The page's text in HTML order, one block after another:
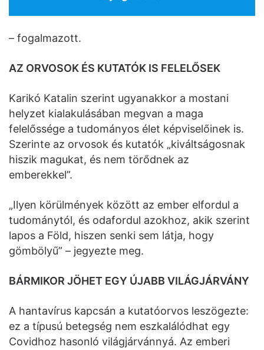
– fogalmazott.
AZ ORVOSOK ÉS KUTATÓK IS FELELŐSEK
Karikó Katalin szerint ugyanakkor a mostani
helyzet kialakulásában megvan a maga
felelőssége a tudományos élet képviselőinek is.
Szerinte az orvosok és kutatók „kiváltságosnak
hiszik magukat, és nem törődnek az
emberekkel”.
„Ilyen körülmények között az ember elfordul a
tudománytól, és odafordul azokhoz, akik szerint
lapos a Föld, hiszen senki sem látja, hogy
gömbölyű” – jegyezte meg.
BÁRMIKOR JÖHET EGY ÚJABB VILÁGJÁRVÁNY
A hantavírus kapcsán a kutatóorvos leszögezte:
ez a típusú betegség nem eszkalálódhat egy
Covidhoz hasonló világjárvánnyá. Az emberi